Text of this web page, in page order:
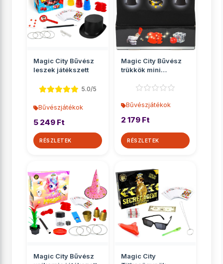
Magic City Bűvész
leszek játékszett
5.0/5
Bűvészjátékok
5 249 Ft
RÉSZLETEK
Magic City Bűvész
trükkök mini
Bűvészjátékok
2 179 Ft
RÉSZLETEK
Magic City Bűvész
Magic City